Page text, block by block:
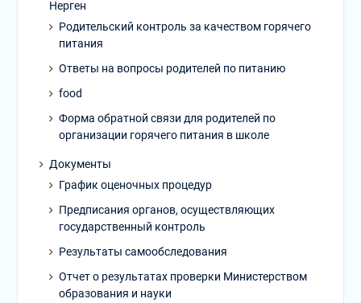
Нерген
Родительский контроль за качеством горячего
питания
Ответы на вопросы родителей по питанию
food
Форма обратной связи для родителей по
организации горячего питания в школе
Документы
График оценочных процедур
Предписания органов, осуществляющих
государственный контроль
Результаты самообследования
Отчет о результатах проверки Министерством
образования и науки